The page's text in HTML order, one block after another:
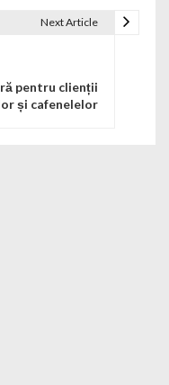
Next Article
pentru clienții
și cafenelelor